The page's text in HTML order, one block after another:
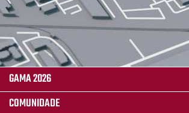
GAMA 2026
COMUNIDADE